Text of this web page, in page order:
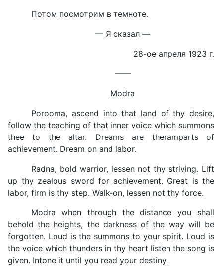
Потом посмотрим в темноте.
— Я сказал —
28-ое апреля 1923 г.
——
Modra
Porooma, ascend into that land of thy desire,
follow the teaching of that inner voice which summons
thee to the altar. Dreams are theramparts of
achievement. Dream on and labor.
Radna, bold warrior, lessen not thy striving. Lift
up thy zealous sword for achievement. Great is the
labor, firm is thy step. Walk-on, lessen not thy force.
Modra when through the distance you shall
behold the heights, the darkness of the way will be
forgotten. Loud is the summons to your spirit. Loud is
the voice which thunders in thy heart listen the song is
given. Intone it until you read your destiny.